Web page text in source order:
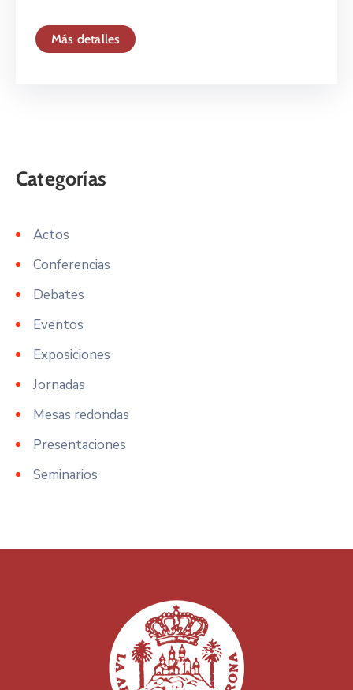
Más detalles
Actos
Conferencias
Debates
Eventos
Exposiciones
Jornadas
Mesas redondas
Presentaciones
Seminarios